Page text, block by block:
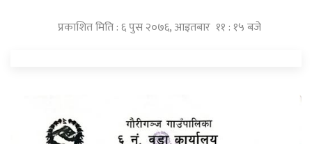
प्रकाशित मिति : ६ पुस २०७६, आइतबार ११ : १५ बजे